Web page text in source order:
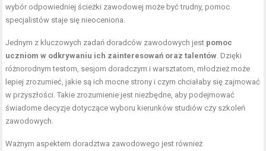
wybór odpowiedniej ścieżki zawodowej może być trudny, pomoc
specjalistów staje się nieoceniona.
Jednym z kluczowych zadań doradców zawodowych jest pomoc
uczniom w odkrywaniu ich zainteresowań oraz talentów . Dzięki
różnorodnym testom, sesjom doradczym i warsztatom, młodzież może
lepiej zrozumieć, jakie są ich mocne strony i czym chciałaby się zajmować
w przyszłości. Takie zrozumienie jest niezbędne, aby podejmować
świadome decyzje dotyczące wyboru kierunków studiów czy szkoleń
zawodowych.
Ważnym aspektem doradztwa zawodowego jest również